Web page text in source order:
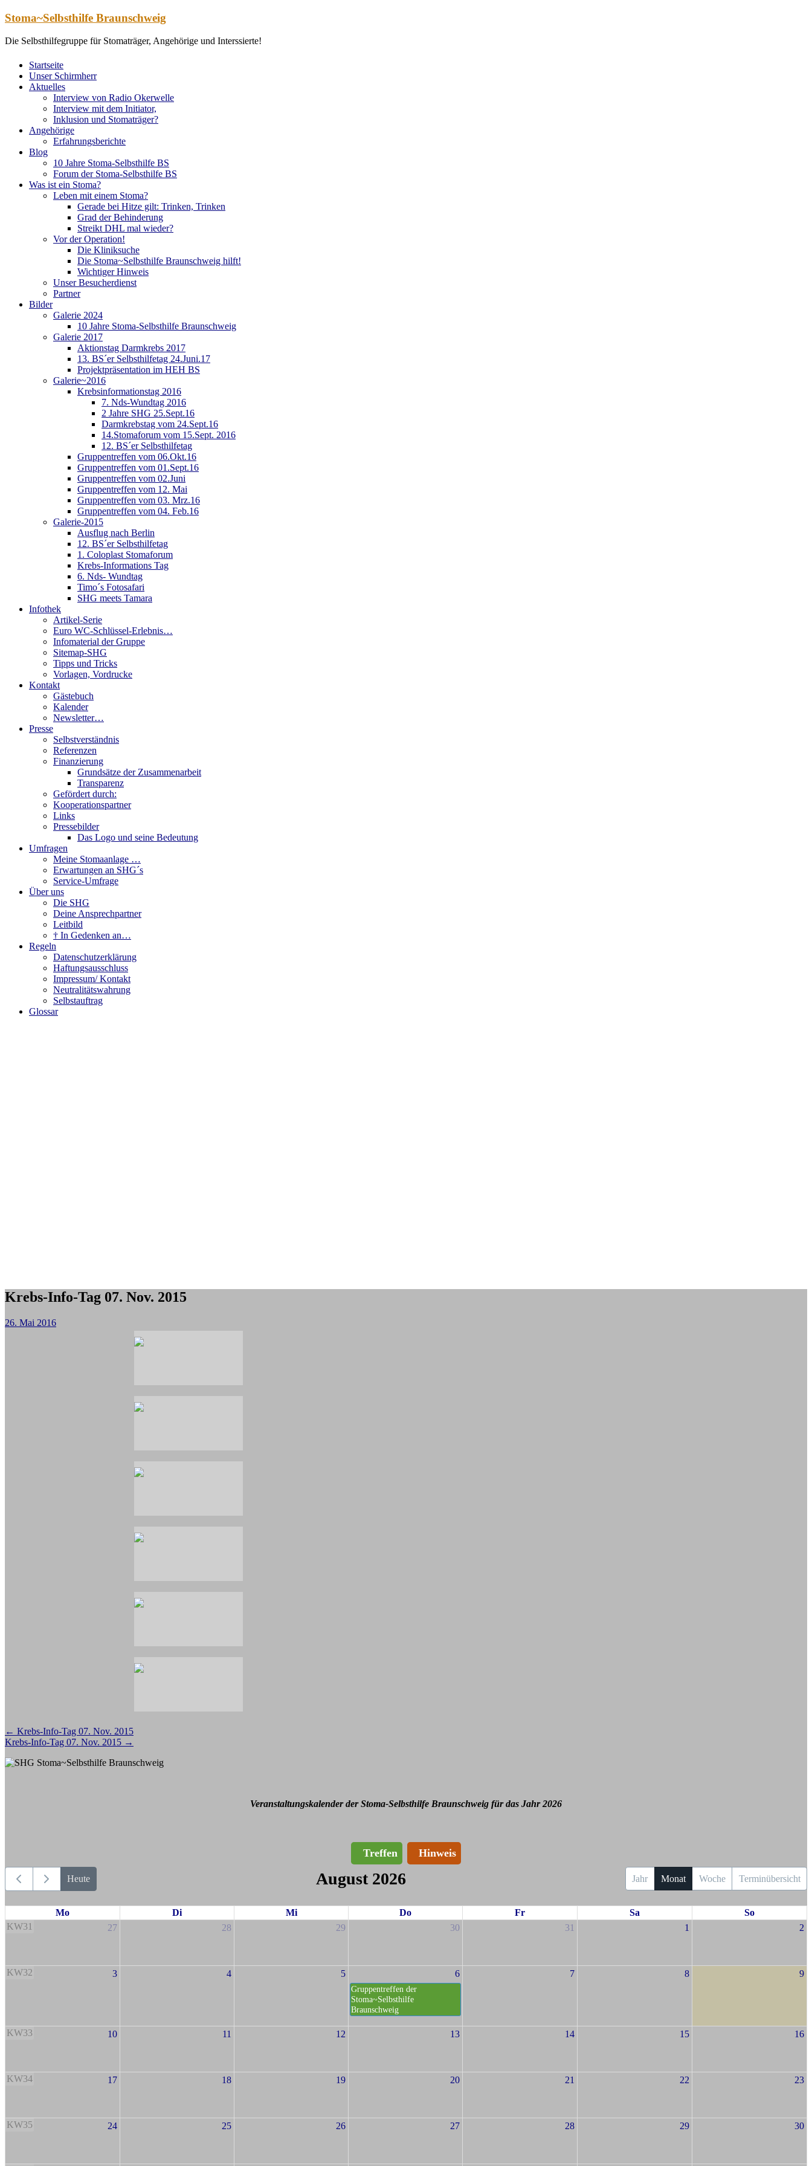
Zum
springen
Stoma~Selbsthilfe Braunschweig
Die Selbsthilfegruppe für Stomaträger, Angehörige und Interssierte!
Startseite
Unser Schirmherr
Aktuelles
Interview von Radio Okerwelle
Interview mit dem Initiator,
Inklusion und Stomaträger?
Angehörige
Erfahrungsberichte
Blog
10 Jahre Stoma-Selbsthilfe BS
Forum der Stoma-Selbsthilfe BS
Was ist ein Stoma?
Leben mit einem Stoma?
Gerade bei Hitze gilt: Trinken, Trinken
Grad der Behinderung
Streikt DHL mal wieder?
Vor der Operation!
Die Kliniksuche
Die Stoma~Selbsthilfe Braunschweig hilft!
Wichtiger Hinweis
Unser Besucherdienst
Partner
Bilder
Galerie 2024
10 Jahre Stoma-Selbsthilfe Braunschweig
Galerie 2017
Aktionstag Darmkrebs 2017
13. BS´er Selbsthilfetag 24.Juni.17
Projektpräsentation im HEH BS
Galerie~2016
Krebsinformationstag 2016
7. Nds-Wundtag 2016
2 Jahre SHG 25.Sept.16
Darmkrebstag vom 24.Sept.16
14.Stomaforum vom 15.Sept. 2016
12. BS´er Selbsthilfetag
Gruppentreffen vom 06.Okt.16
Gruppentreffen vom 01.Sept.16
Gruppentreffen vom 02.Juni
Gruppentreffen vom 12. Mai
Gruppentreffen vom 03. Mrz.16
Gruppentreffen vom 04. Feb.16
Galerie-2015
Ausflug nach Berlin
12. BS´er Selbsthilfetag
1. Coloplast Stomaforum
Krebs-Informations Tag
6. Nds- Wundtag
Timo´s Fotosafari
SHG meets Tamara
Infothek
Artikel-Serie
Euro WC-Schlüssel-Erlebnis…
Infomaterial der Gruppe
Sitemap-SHG
Tipps und Tricks
Vorlagen, Vordrucke
Kontakt
Gästebuch
Kalender
Newsletter…
Presse
Selbstverständnis
Referenzen
Finanzierung
Grundsätze der Zusammenarbeit
Transparenz
Gefördert durch:
Kooperationspartner
Links
Pressebilder
Das Logo und seine Bedeutung
Umfragen
Meine Stomaanlage …
Erwartungen an SHG´s
Service-Umfrage
Über uns
Die SHG
Deine Ansprechpartner
Leitbild
† In Gedenken an…
Regeln
Datenschutzerklärung
Haftungsausschluss
Impressum/ Kontakt
Neutralitätswahrung
Selbstauftrag
Glossar
Krebs-Info-Tag 07. Nov. 2015
26. Mai 2016
Beitragsnavigation
← Krebs-Info-Tag 07. Nov. 2015
Krebs-Info-Tag 07. Nov. 2015 →
Veranstaltungskalender der Stoma-Selbsthilfe Braunschweig für das Jahr 2026
Treffen Hinweis
Heute August 2026 Jahr Monat Woche Terminübersicht
Mo Di Mi Do Fr Sa
So
KW31
27 28 29 30 31 1 2
KW32 3 4 5 6
Gruppentreffen der
Stoma~Selbsthilfe
Braunschweig
7 8 9
KW33 10 11 12 13 14 15 16
KW34 17 18 19 20 21 22 23
KW35 24 25 26 27 28 29 30